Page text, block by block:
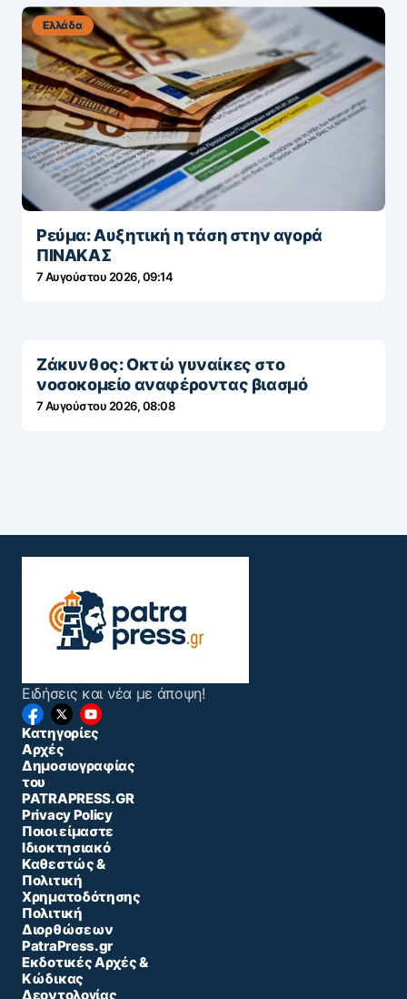
Ελλάδα
Ρεύμα: Αυξητική η τάση στην αγορά
ΠΙΝΑΚΑΣ
7 Αυγούστου 2026, 09:14
Ζάκυνθος: Οκτώ γυναίκες στο
νοσοκομείο αναφέροντας βιασμό
7 Αυγούστου 2026, 08:08
Ειδήσεις και νέα με άποψη!
Κατηγορίες
Αρχές
Δημοσιογραφίας
του
PATRAPRESS.GR
Privacy Policy
Ποιοι είμαστε
Ιδιοκτησιακό
Καθεστώς &
Πολιτική
Χρηματοδότησης
Πολιτική
Διορθώσεων
PatraPress.gr
Εκδοτικές Αρχές &
Κώδικας
Δεοντολογίας